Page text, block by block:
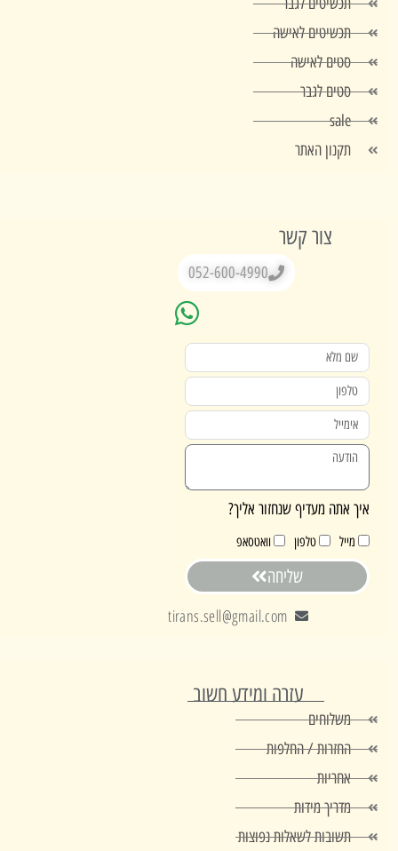
תכשיטים לאישה
סטים לאישה
סטים לגבר
sale
תקנון האתר
צור קשר
052-600-4990
מעדיף שנחזור אליך?
טלפון וואטסאפ
tirans.sell@gmail.com
עזרה ומידע חשוב
משלוחים
החזרות / החלפות
אחריות
מדריך מידות
תשובות לשאלות נפוצות